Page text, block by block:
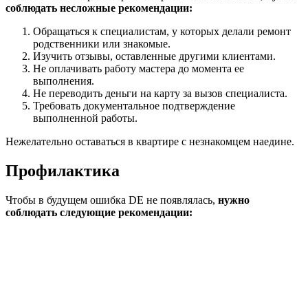
соблюдать несложные рекомендации:
Обращаться к специалистам, у которых делали ремонт
родственники или знакомые.
Изучить отзывы, оставленные другими клиентами.
Не оплачивать работу мастера до момента ее
выполнения.
Не переводить деньги на карту за вызов специалиста.
Требовать документальное подтверждение
выполненной работы.
Нежелательно оставаться в квартире с незнакомцем наедине.
Профилактика
Чтобы в будущем ошибка DE не появлялась, нужно
соблюдать следующие рекомендации: